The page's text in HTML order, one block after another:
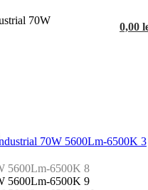
0,00